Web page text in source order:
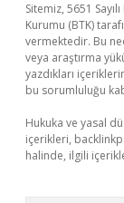
Sitemiz, 5651
Kurumu (BTK)
vermektedir. Bu
veya araştırma
yazdıkları
bu sorumluluğu
Hukuka ve yasal
içerikleri,
halinde, ilgili